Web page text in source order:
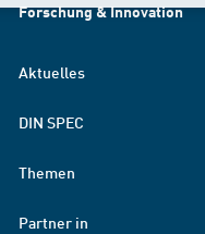
Forschung & Innovation
Aktuelles
DIN SPEC
Themen
Partner in